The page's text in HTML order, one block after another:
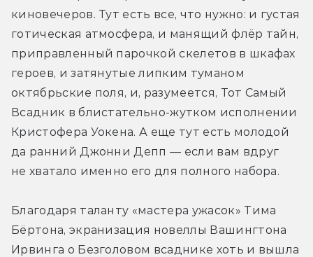
киновечеров. Тут есть все, что нужно: и густая
готическая атмосфера, и манящий флёр тайн,
приправленный парочкой скелетов в шкафах
героев, и затянутые липким туманом
октябрьские поля, и, разумеется, Тот Самый
Всадник в блистательно-жутком исполнении
Кристофера Уокена. А еще тут есть молодой
да ранний Джонни Депп — если вам вдруг
не хватало именно его для полного набора.
Благодаря таланту «мастера ужасок» Тима
Бёртона, экранизация новеллы Вашингтона
Ирвинга о Безголовом всаднике хоть и вышла